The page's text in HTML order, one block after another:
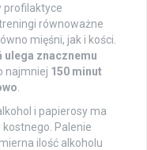
profilaktyce
równoważne
mięśni, jak i kości.
ulega znacznemu
najmniej 150 minut
i papierosy ma
Palenie
ilość alkoholu